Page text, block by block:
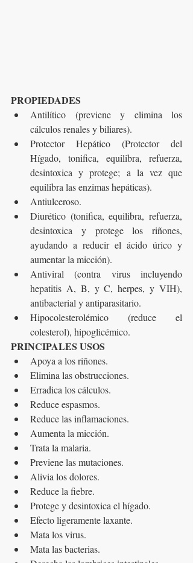
PROPIEDADES
Antilítico (previene y elimina los
cálculos renales y biliares).
Protector Hepático (Protector del
Hígado, tonifica, equilibra, refuerza,
desintoxica y protege; a la vez que
equilibra las enzimas hepáticas).
Antiulceroso.
Diurético (tonifica, equilibra, refuerza,
desintoxica y protege los riñones,
ayudando a reducir el ácido úrico y
aumentar la micción).
Antiviral (contra virus incluyendo
hepatitis A, B, y C, herpes, y VIH),
antibacterial y antiparasitario.
Hipocolesterolémico (reduce el
colesterol), hipoglicémico.
PRINCIPALES USOS
Apoya a los riñones.
Elimina las obstrucciones.
Erradica los cálculos.
Reduce espasmos.
Reduce las inflamaciones.
Aumenta la micción.
Trata la malaria.
Previene las mutaciones.
Alivia los dolores.
Reduce la fiebre.
Protege y desintoxica el hígado.
Efecto ligeramente laxante.
Mata los virus.
Mata las bacterias.